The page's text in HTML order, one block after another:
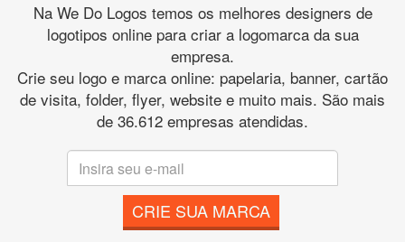
Na We Do Logos temos os melhores designers de
logotipos online para criar a logomarca da sua
empresa.
Crie seu logo e marca online: papelaria, banner, cartão
de visita, folder, flyer, website e muito mais. São mais
de 36.612 empresas atendidas.
CRIE SUA MARCA